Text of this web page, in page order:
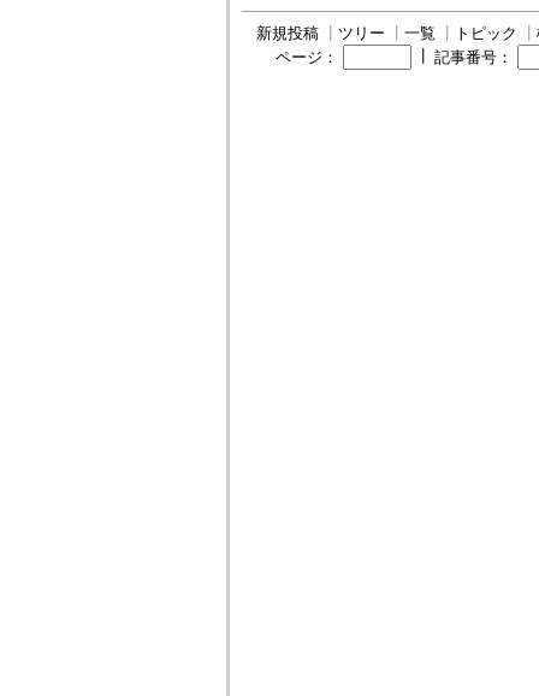
新規投稿 ツリー 一覧 トピック
ページ：
記事番号：